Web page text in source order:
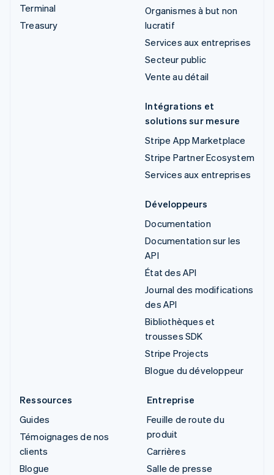
Terminal
Treasury
Organismes à but non
lucratif
Services aux entreprises
Secteur public
Vente au détail
Intégrations et
solutions sur mesure
Stripe App Marketplace
Stripe Partner Ecosystem
Services aux entreprises
Développeurs
Documentation
Documentation sur les
API
État des API
Journal des modifications
des API
Bibliothèques et
trousses SDK
Stripe Projects
Blogue du développeur
Ressources
Guides
Témoignages de nos
clients
Blogue
Entreprise
Feuille de route du
produit
Carrières
Salle de presse